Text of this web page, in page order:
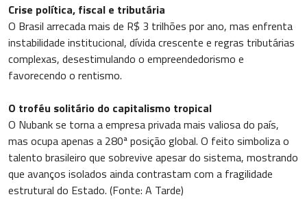
Crise política, fiscal e tributária
O Brasil arrecada mais de R$ 3 trilhões por ano, mas enfrenta
instabilidade institucional, dívida crescente e regras tributárias
complexas, desestimulando o empreendedorismo e
favorecendo o rentismo.
O troféu solitário do capitalismo tropical
O Nubank se torna a empresa privada mais valiosa do país,
mas ocupa apenas a 280ª posição global. O feito simboliza o
talento brasileiro que sobrevive apesar do sistema, mostrando
que avanços isolados ainda contrastam com a fragilidade
estrutural do Estado. (Fonte: A Tarde)